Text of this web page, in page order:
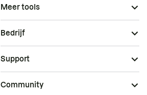
Meer tools
Bedrijf
Support
Community